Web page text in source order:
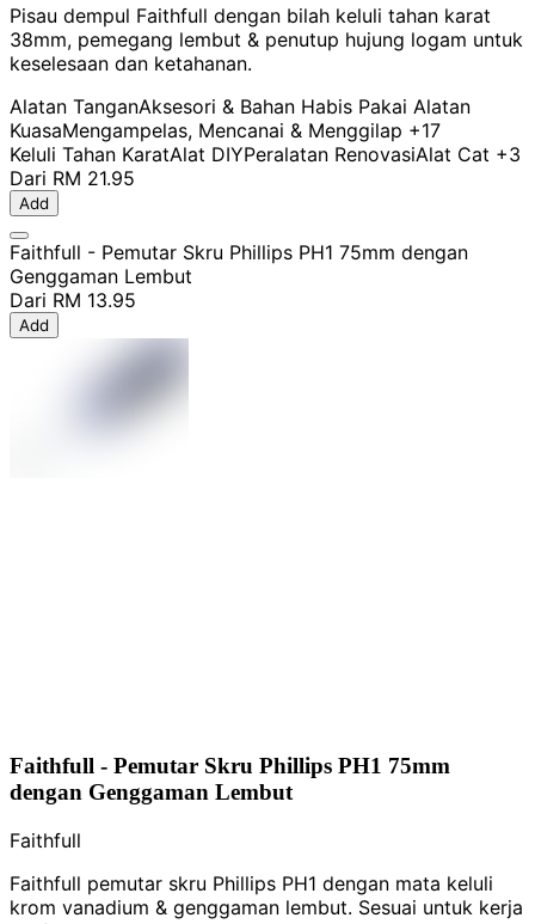
Pisau dempul Faithfull dengan bilah keluli tahan karat
38mm, pemegang lembut & penutup hujung logam untuk
keselesaan dan ketahanan.
Alatan TanganAksesori & Bahan Habis Pakai Alatan
KuasaMengampelas, Mencanai & Menggilap +17
Keluli Tahan KaratAlat DIYPeralatan RenovasiAlat Cat +3
Dari RM 21.95
Add
Faithfull - Pemutar Skru Phillips PH1 75mm dengan
Genggaman Lembut
Dari RM 13.95
Add
Faithfull - Pemutar Skru Phillips PH1 75mm
dengan Genggaman Lembut
Faithfull
Faithfull pemutar skru Phillips PH1 dengan mata keluli
krom vanadium & genggaman lembut. Sesuai untuk kerja